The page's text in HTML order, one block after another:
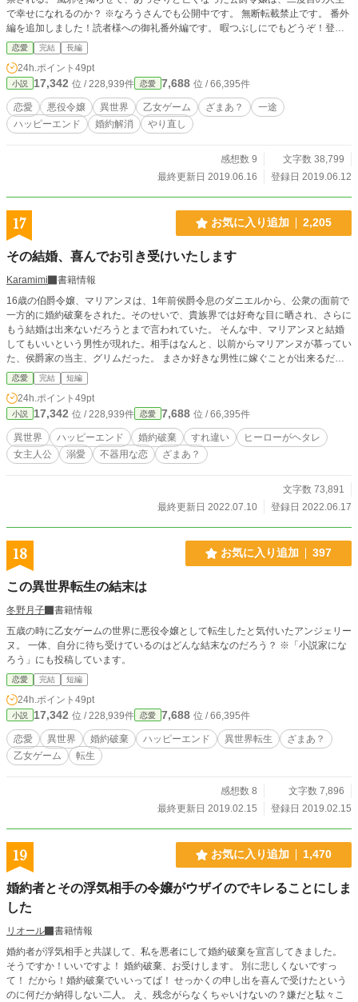
で幸せになれるのか？ ※なろうさんでも公開中です。 無断転載禁止です。 番外
編を追加しました！読者様への御礼番外編です。 暇つぶしにでもどうぞ！登録
作品から見れます！
恋愛 完結 長編
24h.ポイント 49pt
小説 17,342 位 / 228,939件 恋愛 7,688 位 / 66,395件
恋愛 悪役令嬢 異世界 乙女ゲーム ざまあ？
一途
ハッピーエンド
婚約解消 やり直し
感想数 9
文字数 38,799
最終更新日 2019.06.16
登録日 2019.06.12
17 お気に入り追加 2,205
その結婚、喜んでお引き受けいたします
Karamimi
書籍情報
16歳の伯爵令嬢、マリアンヌは、1年前侯爵令息のダニエルから、公衆の面前で
一方的に婚約破棄をされた。そのせいで、貴族界では好奇な目に晒され、さらに
もう結婚は出来ないだろうとまで言われていた。 そんな中、マリアンヌと結婚
してもいいという男性が現れた。相手はなんと、以前からマリアンヌが慕ってい
た、侯爵家の当主、グリムだった。 まさか好きな男性に嫁ぐことが出来るだな
んて！でも、本当に私でいいのかしら？不安と期待の中、嫁いでいったマリアン
ヌを待ち受けていたのは… 不器用だけれど誰よりもマリアンヌを大切に思って
いる若き当主、グリムと、過去のトラウマのせいで完全に自信を失った伯爵令
嬢、マリアンヌが、すれ違いの日々を乗り越え、本当の夫婦になるまでのお話で
す。 グリムがびっくりする程ヘタレですが、どうぞよろしくお願いします。
恋愛 完結 短編
24h.ポイント 49pt
小説 17,342 位 / 228,939件 恋愛 7,688 位 / 66,395件
異世界 ハッピーエンド 婚約破棄 すれ違い
ヒーローがヘタレ
女主人公
溺愛 不器用な恋 ざまあ？
文字数 73,891
最終更新日 2022.07.10
登録日 2022.06.17
18 お気に入り追加 397
この異世界転生の結末は
冬野月子
書籍情報
五歳の時に乙女ゲームの世界に悪役令嬢として転生したと気付いたアンジェリー
ヌ。 一体、自分に待ち受けているのはどんな結末なのだろう？ ※「小説家にな
ろう」にも投稿しています。
恋愛 完結 短編
24h.ポイント 49pt
小説 17,342 位 / 228,939件 恋愛 7,688 位 / 66,395件
恋愛 異世界 婚約破棄 ハッピーエンド 異世界転生
ざまあ？
乙女ゲーム
転生
感想数 8
文字数 7,896
最終更新日 2019.02.15
登録日 2019.02.15
19 お気に入り追加 1,470
婚約者とその浮気相手の令嬢がウザイのでキレることにしま
した
リオール
書籍情報
婚約者が浮気相手と共謀して、私を悪者にして婚約破棄を宣言してきました。
そうですか！いいですよ！ 婚約破棄、お受けします。 別に悲しくないですっ
て！ だから！婚約破棄でいいってば！ せっかくの申し出を喜んで受けたという
のに何だか納得しない二人。 え、残念がらなくちゃいけないの？嫌だと駄々こ